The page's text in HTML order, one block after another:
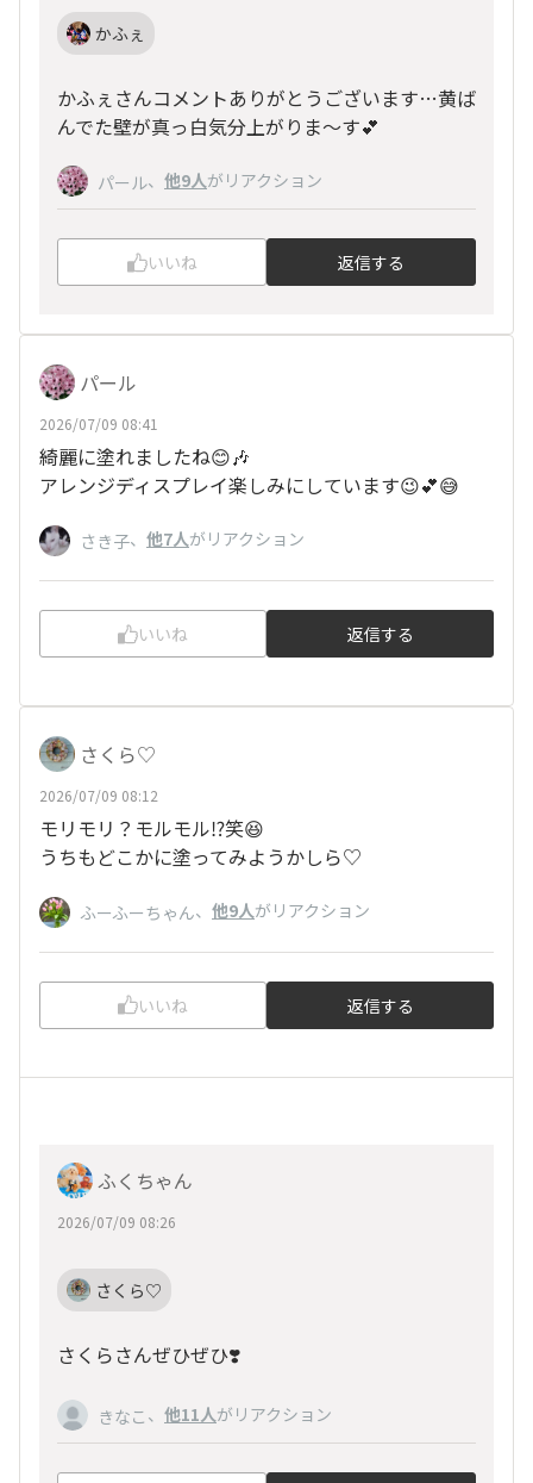
かふぇ
かふぇさんコメントありがとうございます…黄ば
んでた壁が真っ白気分上がりま〜す💕
パール、 他9人がリアクション
いいね 返信する
パール
2026/07/09 08:41
綺麗に塗れましたね😊🎶
アレンジディスプレイ楽しみにしています😉💕😅
さき子、 他7人がリアクション
いいね 返信する
さくら♡
2026/07/09 08:12
モリモリ？モルモル⁉️笑😆
うちもどこかに塗ってみようかしら♡
ふーふーちゃん、 他9人がリアクション
いいね 返信する
ふくちゃん
2026/07/09 08:26
さくら♡
さくらさんぜひぜひ❣️
きなこ 、 他11人がリアクション